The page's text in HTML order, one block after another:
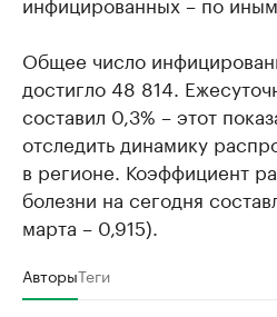
Общее число
достигло 48 814.
составил 0,3% – этот
отследить динамику
в регионе. Коэффициент
болезни на сегодня
марта – 0,915).
АвторыТеги